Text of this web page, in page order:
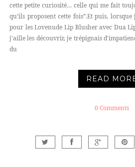
cette petite curiosité… celle qui me fait
qu’ils proposent cette fois”.Et puis,
pour les Lovenude Lip Blusher avec Dua
j'aille les découvrir, je trépignais
du
READ
0 Comments